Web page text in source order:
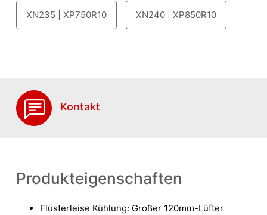
XN235 | XP750R10 XN240 | XP850R10
Kontakt
Produkteigenschaften
Flüsterleise Kühlung: Großer 120mm-Lüfter